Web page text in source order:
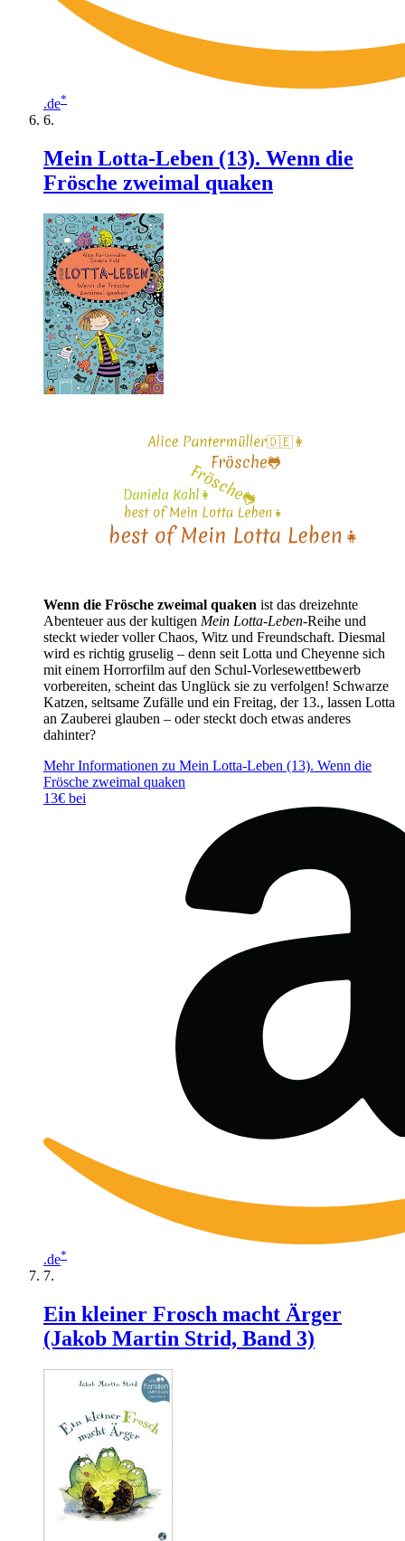
.de*
Mein Lotta-Leben (13). Wenn die
Frösche zweimal quaken
Wenn die Frösche zweimal quaken ist das dreizehnte
Abenteuer aus der kultigen Mein Lotta-Leben-Reihe und
steckt wieder voller Chaos, Witz und Freundschaft. Diesmal
wird es richtig gruselig – denn seit Lotta und Cheyenne sich
mit einem Horrorfilm auf den Schul-Vorlesewettbewerb
vorbereiten, scheint das Unglück sie zu verfolgen! Schwarze
Katzen, seltsame Zufälle und ein Freitag, der 13., lassen Lotta
an Zauberei glauben – oder steckt doch etwas anderes
dahinter?
Mehr Informationen zu Mein Lotta-Leben (13). Wenn die
Frösche zweimal quaken
13€ bei
.de*
Ein kleiner Frosch macht Ärger
(Jakob Martin Strid, Band 3)